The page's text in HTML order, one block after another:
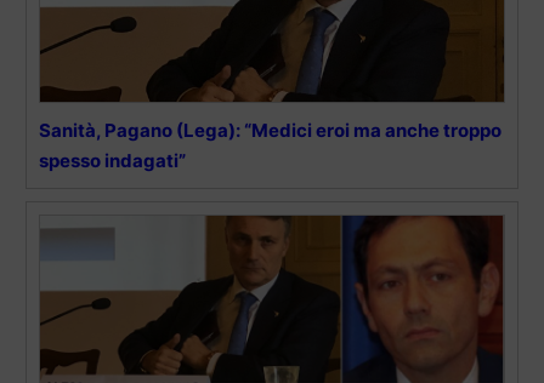
Sanità, Pagano (Lega): “Medici eroi ma anche troppo
spesso indagati”